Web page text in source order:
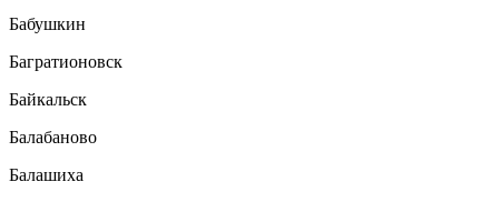
Бабушкин
Багратионовск
Байкальск
Балабаново
Балашиха